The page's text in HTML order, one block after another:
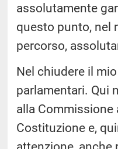
assolutamente
questo punto, nel
percorso,
Nel chiudere il
parlamentari. Qui
alla
Costituzione e,